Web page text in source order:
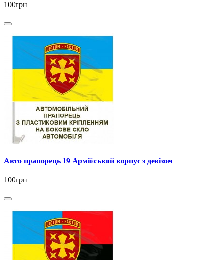
100грн
Авто прапорець 19 Армійський корпус з девізом
100грн